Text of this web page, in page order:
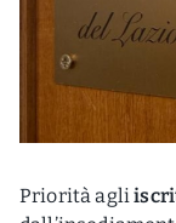
Priorità agli